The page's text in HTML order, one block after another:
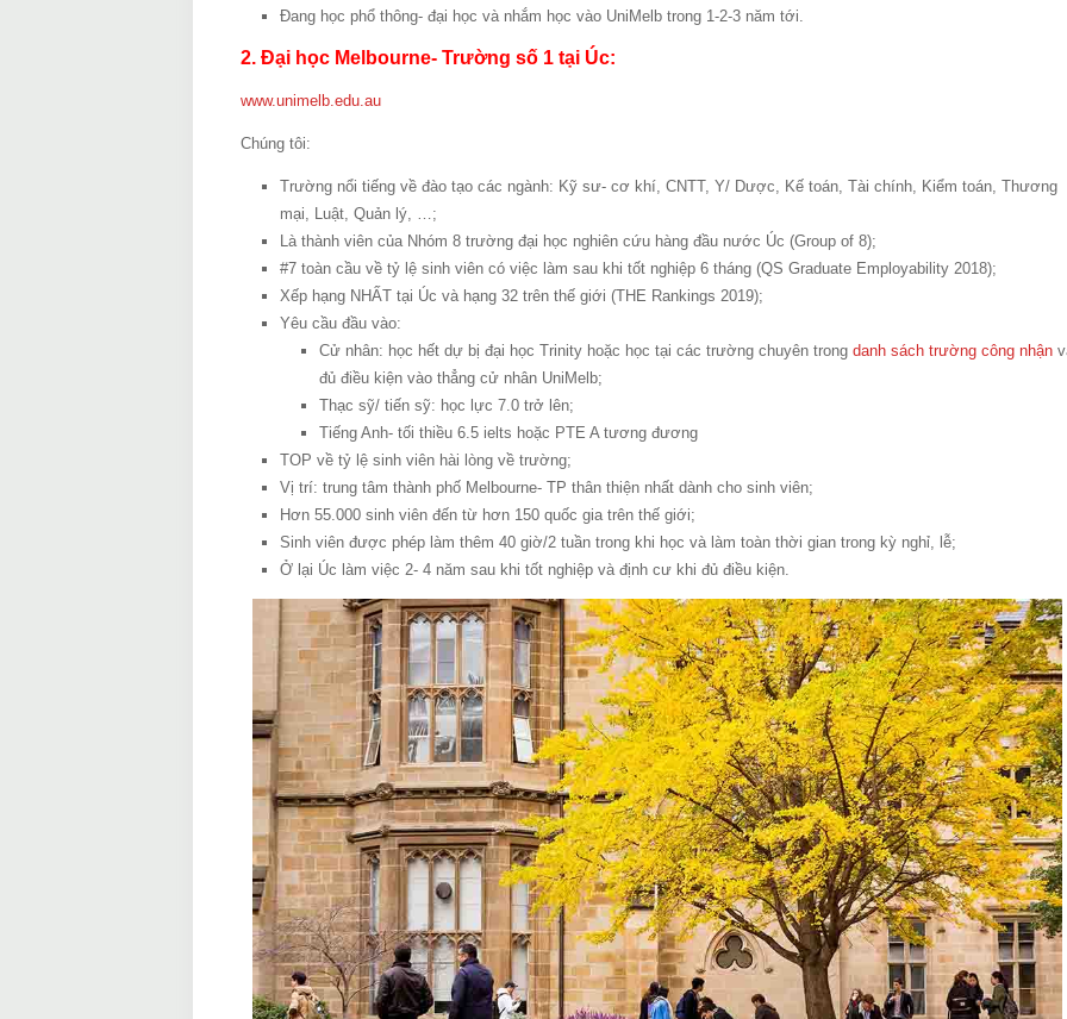
Đang học phổ thông- đại học và nhắm học vào UniMelb trong 1-2-3 năm tới.
2. Đại học Melbourne- Trường số 1 tại Úc:
www.unimelb.edu.au
Chúng tôi:
Trường nổi tiếng về đào tạo các ngành: Kỹ sư- cơ khí, CNTT, Y/ Dược, Kế toán, Tài chính, Kiểm toán, Thương
mại, Luật, Quản lý, …;
Là thành viên của Nhóm 8 trường đại học nghiên cứu hàng đầu nước Úc (Group of 8);
#7 toàn cầu về tỷ lệ sinh viên có việc làm sau khi tốt nghiệp 6 tháng (QS Graduate Employability 2018);
Xếp hạng NHẤT tại Úc và hạng 32 trên thế giới (THE Rankings 2019);
Yêu cầu đầu vào:
Cử nhân: học hết dự bị đại học Trinity hoặc học tại các trường chuyên trong danh sách trường công nhận
đủ điều kiện vào thẳng cử nhân UniMelb;
Thạc sỹ/ tiến sỹ: học lực 7.0 trở lên;
Tiếng Anh- tối thiều 6.5 ielts hoặc PTE A tương đương
TOP về tỷ lệ sinh viên hài lòng về trường;
Vị trí: trung tâm thành phố Melbourne- TP thân thiện nhất dành cho sinh viên;
Hơn 55.000 sinh viên đến từ hơn 150 quốc gia trên thế giới;
Sinh viên được phép làm thêm 40 giờ/2 tuần trong khi học và làm toàn thời gian trong kỳ nghỉ, lễ;
Ở lại Úc làm việc 2- 4 năm sau khi tốt nghiệp và định cư khi đủ điều kiện.